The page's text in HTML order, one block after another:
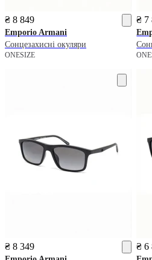
₴ 8 849
Emporio Armani
Сонцезахисні окуляри
ONESIZE
₴ 7
₴ 8 349 ₴ 6